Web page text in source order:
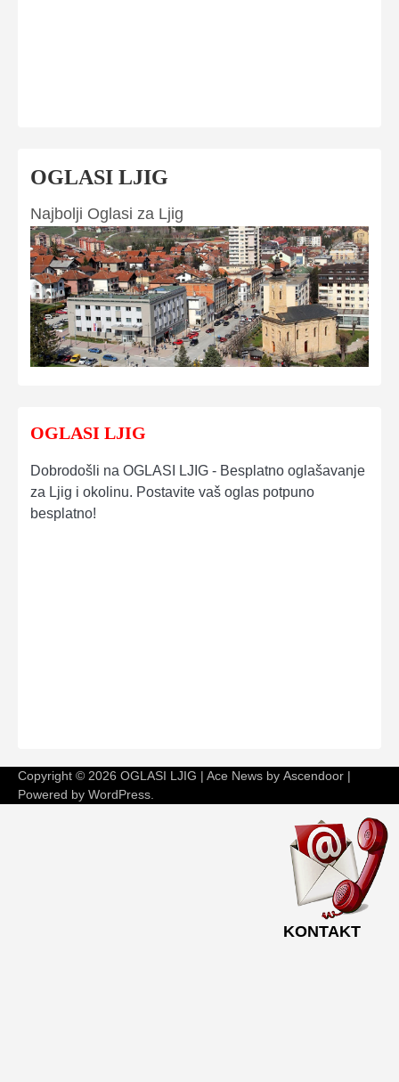
OGLASI LJIG
Najbolji Oglasi za Ljig
OGLASI LJIG
Dobrodošli na OGLASI LJIG - Besplatno oglašavanje
za Ljig i okolinu. Postavite vaš oglas potpuno
besplatno!
Copyright © 2026 OGLASI LJIG | Ace News by Ascendoor |
Powered by WordPress
KONTAKT